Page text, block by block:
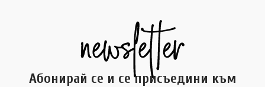
Абонирай се и се присъедини към